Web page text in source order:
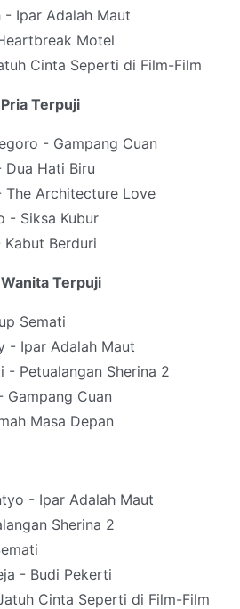
Ipar Adalah Maut
Motel
Cinta Seperti di Film-Film
Terpuji
- Gampang Cuan
Dua Hati Biru
The Architecture Love
- Siksa Kubur
Berduri
Terpuji
Semati
- Ipar Adalah Maut
- Petualangan Sherina 2
Gampang Cuan
Masa Depan
- Ipar Adalah Maut
Sherina 2
- Budi Pekerti
Cinta Seperti di Film-Film